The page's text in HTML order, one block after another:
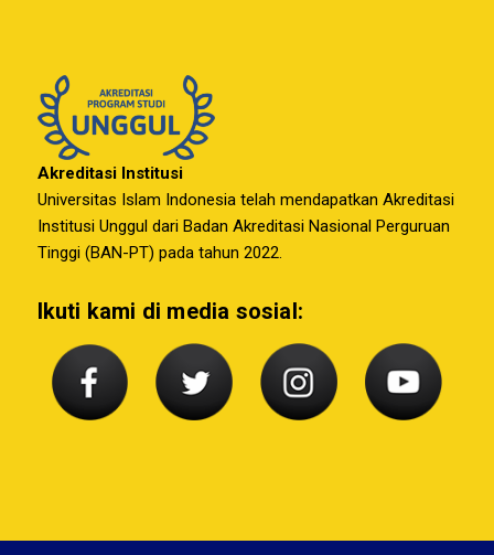
Akreditasi Institusi
Universitas Islam Indonesia telah mendapatkan Akreditasi
Institusi Unggul dari Badan Akreditasi Nasional Perguruan
Tinggi (BAN-PT) pada tahun 2022.
Ikuti kami di media sosial: